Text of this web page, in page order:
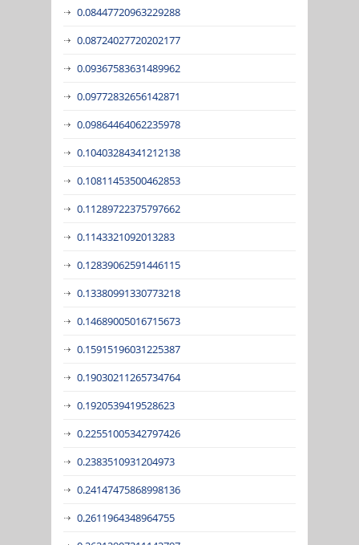
0.08447720963229288
0.08724027720202177
0.09367583631489962
0.09772832656142871
0.09864464062235978
0.10403284341212138
0.10811453500462853
0.11289722375797662
0.1143321092013283
0.12839062591446115
0.13380991330773218
0.14689005016715673
0.15915196031225387
0.19030211265734764
0.1920539419528623
0.22551005342797426
0.2383510931204973
0.24147475868998136
0.2611964348964755